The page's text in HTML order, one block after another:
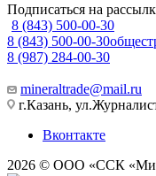
Подписаться на
8 (843) 500-00-30
8 (843) 500-00-30
8 (987) 284-00-30
mineraltrade@mail.ru
г.Казань,
Вконтакте
2026 © ООО «ССК